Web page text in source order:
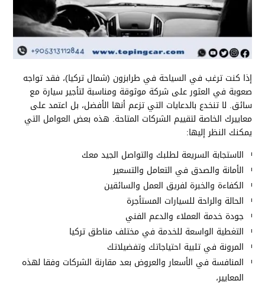
إذا كنت ترغب في السياحة في طرابزون (شمال تركيا)، فقد تواجه
صعوبة في العثور على شركة موثوقة ومناسبة لتأجير سيارة مع
سائق. لا تنخدع بالدعايات التي تزعم أنها الأفضل، بل اعتمد على
معاييرك الخاصة لتقييم الشركات المتاحة. هذه بعض العوامل التي
يمكنك النظر إليها:
الاستجابة السريعة لطلبك والتواصل الجيد معك
الأمانة والصدق في التعامل والتسعير
الكفاءة والخبرة لفريق العمل والسائقين
الحالة والراحة للسيارات المستأجرة
جودة خدمة العملاء والدعم الفني
التغطية الواسعة للخدمة في مختلف مناطق تركيا
المرونة في تلبية احتياجاتك وتفضيلاتك
المنافسة في الأسعار والعروض بعد مقارنة الشركات وفقا لهذه
المعايير،